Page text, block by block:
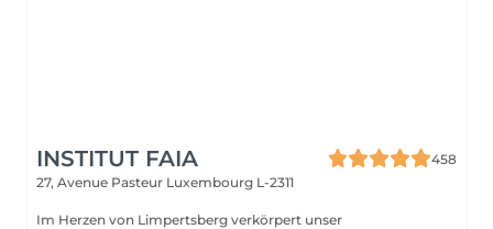
INSTITUT FAIA
458
27, Avenue Pasteur Luxembourg L-2311
Im Herzen von Limpertsberg verkörpert unser